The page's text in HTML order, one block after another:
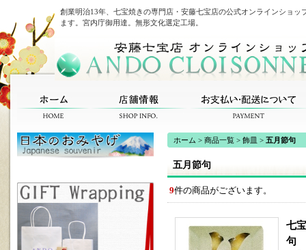
創業明治13年、七宝焼きの専門店・安藤七宝店の公式オンラインショ
ます。宮内庁御用達。無形文化選定工場。
ホーム > 商品一覧 > 飾皿 > 五月節句
五月節句
9件の商品がございます。
七
句